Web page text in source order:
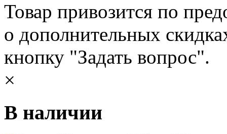
Товар привозится по
о дополнительных
кнопку "Задать вопрос".
×
В наличии